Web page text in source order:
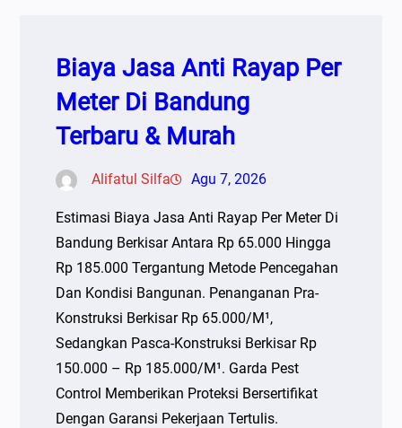
Biaya Jasa Anti Rayap Per
Meter Di Bandung
Terbaru & Murah
Alifatul Silfa Agu 7, 2026
Estimasi Biaya Jasa Anti Rayap Per Meter Di
Bandung Berkisar Antara Rp 65.000 Hingga
Rp 185.000 Tergantung Metode Pencegahan
Dan Kondisi Bangunan. Penanganan Pra-
Konstruksi Berkisar Rp 65.000/m¹,
Sedangkan Pasca-Konstruksi Berkisar Rp
150.000 – Rp 185.000/m¹. Garda Pest
Control Memberikan Proteksi Bersertifikat
Dengan Garansi Pekerjaan Tertulis.